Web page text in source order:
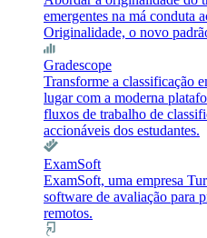
emergentes na má conduta
Originalidade, o novo
Gradescope
Transforme a classificação
lugar com a moderna
fluxos de trabalho de
accionáveis dos estudantes.
ExamSoft
ExamSoft, uma empresa
software de avaliação para
remotos.